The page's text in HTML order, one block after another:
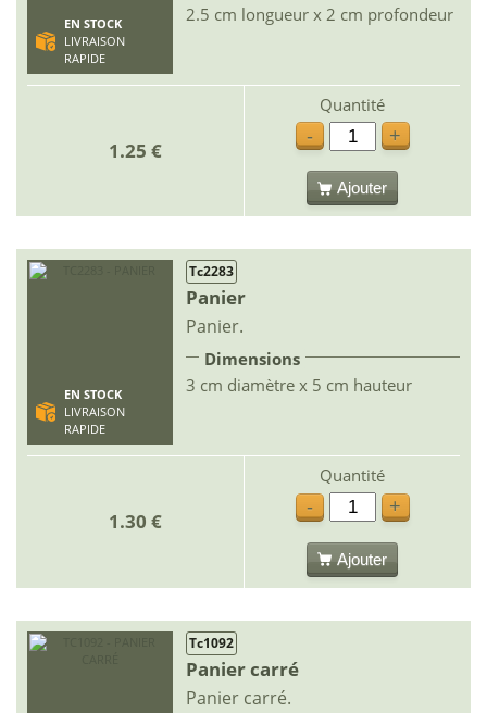
EN STOCK
LIVRAISON
RAPIDE
2.5 cm longueur x 2 cm profondeur
1.25 €
Quantité
-
+
Ajouter
EN STOCK
LIVRAISON
RAPIDE
Tc2283
Panier
Panier.
Dimensions
3 cm diamètre x 5 cm hauteur
1.30 €
Quantité
-
+
Ajouter
Tc1092
Panier carré
Panier carré.